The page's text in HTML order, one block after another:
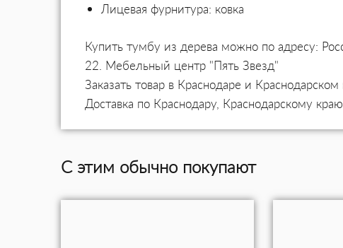
Лицевая фурнитура: ковка
Купить тумбу из дерева можно по адресу:
22. Мебельный центр "Пять Звезд"
Заказать товар в Краснодаре и
Доставка по Краснодару, Краснодарскому
С этим обычно покупают